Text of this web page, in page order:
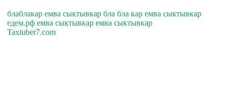
блаблакар емва сыктывкар бла бла кар емва сыктывкар
едем.рф емва сыктывкар емва сыктывкар
Taxiuber7.com